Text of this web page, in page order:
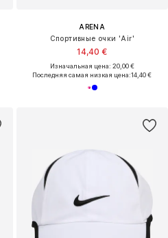
ARENA
Спортивные очки 'Air'
14,40 €
Изначальная цена: 20,00 €
Последняя самая низкая цена:14,40 €